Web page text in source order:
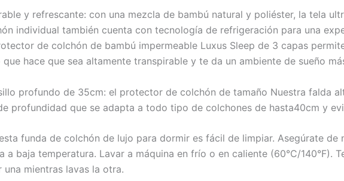
y refrescante: con una mezcla de bambú natural y poliéster, la tela
individual también cuenta con tecnología de refrigeración para una
de colchón de bambú impermeable Luxus Sleep de 3 capas
hace que sea altamente transpirable y te da un ambiente de sueño
profundo de 35cm: el protector de colchón de tamaño Nuestra falda
profundidad que se adapta a todo tipo de colchones de hasta40cm y
funda de colchón de lujo para dormir es fácil de limpiar. Asegúrate de
a baja temperatura. Lavar a máquina en frío o en caliente (60°C/140°F).
mientras lavas la otra.